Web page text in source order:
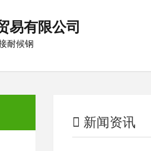
易有限公司
耐候钢
新闻资讯